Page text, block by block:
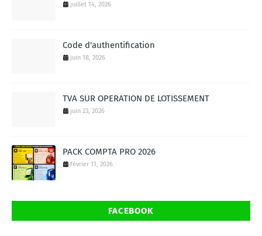
juillet 14, 2026
Code d'authentification
juin 18, 2026
TVA SUR OPERATION DE LOTISSEMENT
juin 23, 2026
PACK COMPTA PRO 2026
février 11, 2026
FACEBOOK